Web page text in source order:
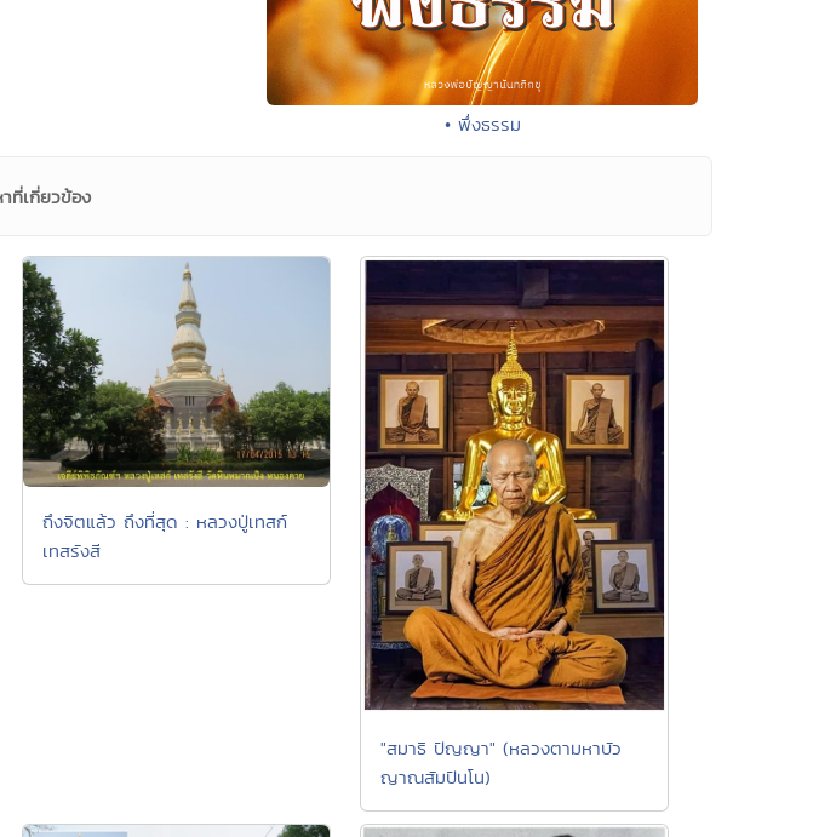
• พึ่งธรรม
ที่เกี่ยวข้อง
ถึงจิตแล้ว ถึงที่สุด : หลวงปู่เทสก์
เทสรังสี
"สมาธิ ปัญญา" (หลวงตามหาบัว
ญาณสัมปันโน)